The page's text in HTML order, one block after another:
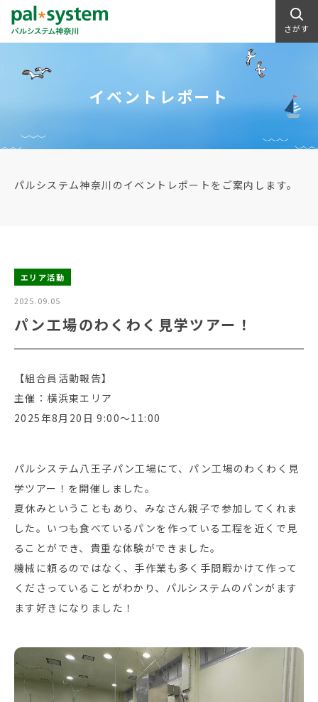
さがす
イベントレポート
パルシステム神奈川のイベントレポートをご案内します。
エリア活動
2025.09.05
パン工場のわくわく見学ツアー！
【組合員活動報告】
主催：横浜東エリア
2025年8月20日 9:00～11:00
パルシステム八王子パン工場にて、パン工場のわくわく見
学ツアー！を開催しました。
夏休みということもあり、みなさん親子で参加してくれま
した。いつも食べているパンを作っている工程を近くで見
ることができ、貴重な体験ができました。
機械に頼るのではなく、手作業も多く手間暇かけて作って
くださっていることがわかり、パルシステムのパンがます
ます好きになりました！